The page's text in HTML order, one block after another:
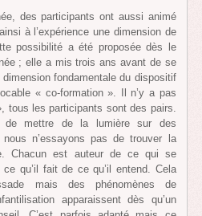
des participants ont aussi animé
à l’expérience une dimension de
possibilité a été proposée dès le
; elle a mis trois ans avant de se
fondamentale du dispositif
« co-formation ». Il n’y a pas
tous les participants sont des pairs.
de mettre de la lumière sur des
n’essayons pas de trouver la
Chacun est auteur de ce qui se
qu’il fait de ce qu’il entend. Cela
mais des phénomènes de
apparaissent dès qu’un